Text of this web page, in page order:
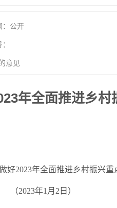
：公开
意见
年全面推进乡
好2023年全面推进乡村振兴重
（2023年1月2日）